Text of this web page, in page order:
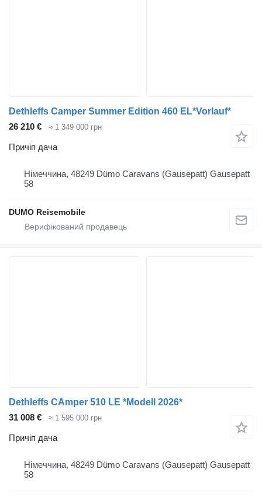
Dethleffs Camper Summer Edition 460 EL*Vorlauf*
26 210 €
≈ 1 349 000 грн
Причіп дача
Німеччина, 48249 Dümo Caravans (Gausepatt) Gausepatt
58
DUMO Reisemobile
Dethleffs CAmper 510 LE *Modell 2026*
31 008 €
≈ 1 595 000 грн
Причіп дача
Німеччина, 48249 Dümo Caravans (Gausepatt) Gausepatt
58